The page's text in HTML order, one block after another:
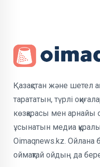
Қазақстан және шетел
тарататын, түрлі
көзқарасы мен арнайы
ұсынатын медиа
Oimaqnews.kz. Ойлана
оймақтай ойдың да